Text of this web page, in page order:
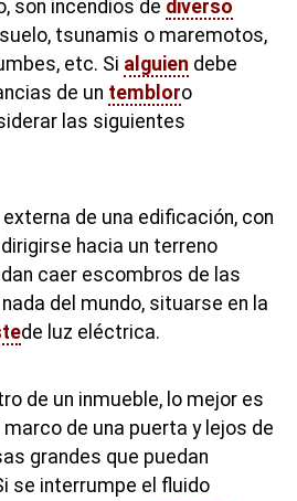
son incendios de diverso
tsunamis o maremotos,
etc. Si alguien debe
de un tembloro
las siguientes
de una edificación, con
hacia un terreno
caer escombros de las
del mundo, situarse en la
de luz eléctrica.
de un inmueble, lo mejor es
de una puerta y lejos de
grandes que puedan
se interrumpe el fluido